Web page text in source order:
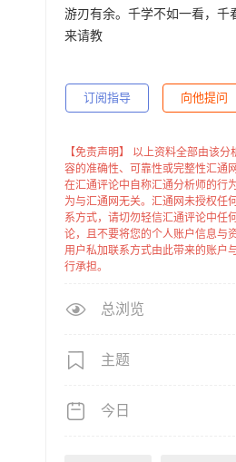
游刃有余。千学不如一看，千
来请教
订阅指导 向他提问
【免责声明】 以上资料全部由该
容的准确性、可靠性或完整性汇通
在汇通评论中自称汇通分析师的行
为与汇通网无关。汇通网未授权任
系方式，请切勿轻信汇通评论中任
论，且不要将您的个人账户信息与
用户私加联系方式由此带来的账户
行承担。
总浏览
主题
今日